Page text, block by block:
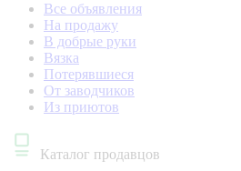
Все объявления
На продажу
В добрые руки
Вязка
Потерявшиеся
От заводчиков
Из приютов
Каталог продавцов